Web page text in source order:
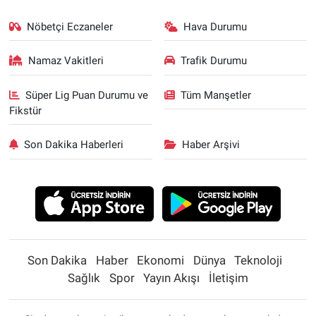
Nöbetçi Eczaneler Hava Durumu
Namaz Vakitleri Trafik Durumu
Süper Lig Puan Durumu ve
Fikstür
Tüm Manşetler
Son Dakika Haberleri Haber Arşivi
Son Dakika Haber Ekonomi Dünya
Teknoloji
Sağlık
Spor Yayın Akışı İletişim